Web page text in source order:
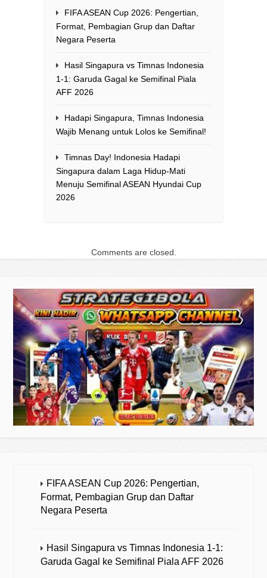
FIFA ASEAN Cup 2026: Pengertian,
Format, Pembagian Grup dan Daftar
Negara Peserta
Hasil Singapura vs Timnas Indonesia
1-1: Garuda Gagal ke Semifinal Piala
AFF 2026
Hadapi Singapura, Timnas Indonesia
Wajib Menang untuk Lolos ke Semifinal!
Timnas Day! Indonesia Hadapi
Singapura dalam Laga Hidup-Mati
Menuju Semifinal ASEAN Hyundai Cup
2026
Comments are closed.
FIFA ASEAN Cup 2026: Pengertian,
Format, Pembagian Grup dan Daftar
Negara Peserta
Hasil Singapura vs Timnas Indonesia 1-1:
Garuda Gagal ke Semifinal Piala AFF 2026